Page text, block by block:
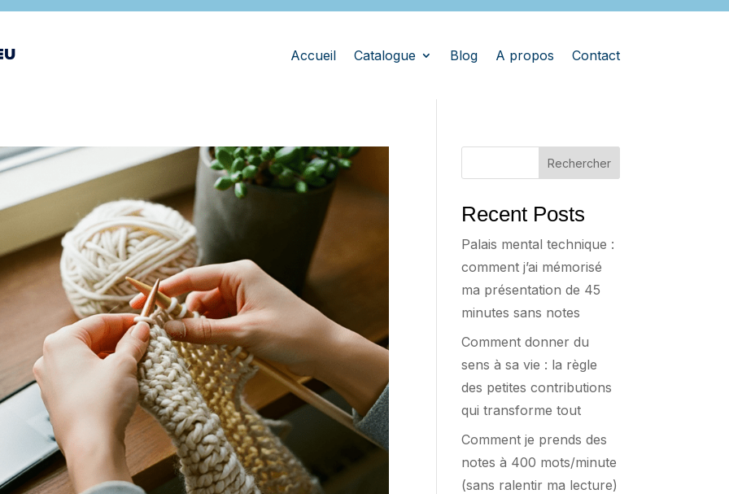
Accueil Catalogue Blog A propos Contact
Rechercher
Recent Posts
Palais mental technique :
comment j’ai mémorisé
ma présentation de 45
minutes sans notes
Comment donner du
sens à sa vie : la règle
des petites contributions
qui transforme tout
Comment je prends des
notes à 400 mots/minute
(sans ralentir ma lecture)